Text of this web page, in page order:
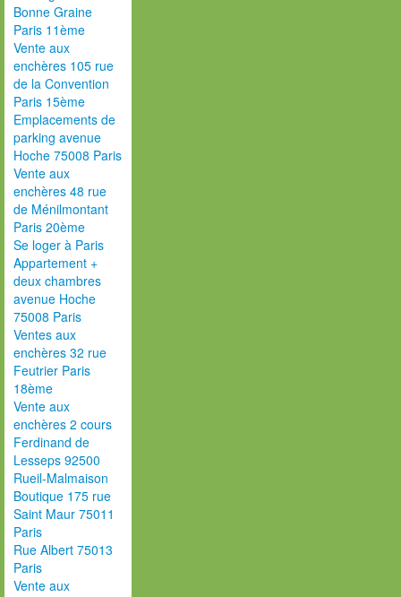
Bonne Graine
Paris 11ème
Vente aux
enchères 105 rue
de la Convention
Paris 15ème
Emplacements de
parking avenue
Hoche 75008 Paris
Vente aux
enchères 48 rue
de Ménilmontant
Paris 20ème
Se loger à Paris
Appartement +
deux chambres
avenue Hoche
75008 Paris
Ventes aux
enchères 32 rue
Feutrier Paris
18ème
Vente aux
enchères 2 cours
Ferdinand de
Lesseps 92500
Rueil-Malmaison
Boutique 175 rue
Saint Maur 75011
Paris
Rue Albert 75013
Paris
Vente aux